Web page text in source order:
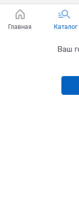
Главная Каталог
Ваш